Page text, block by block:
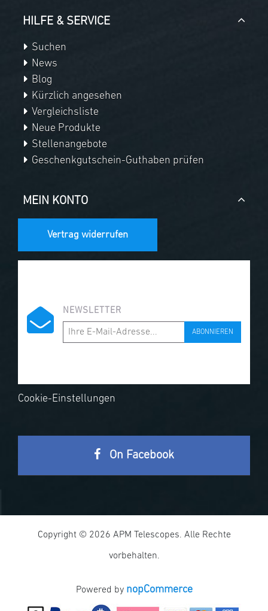
HILFE & SERVICE
Suchen
News
Blog
Kürzlich angesehen
Vergleichsliste
Neue Produkte
Stellenangebote
Geschenkgutschein-Guthaben prüfen
MEIN KONTO
Vertrag widerrufen
NEWSLETTER
ABONNIEREN
Cookie-Einstellungen
On Facebook
Copyright © 2026 APM Telescopes. Alle Rechte
vorbehalten.
Powered by nopCommerce